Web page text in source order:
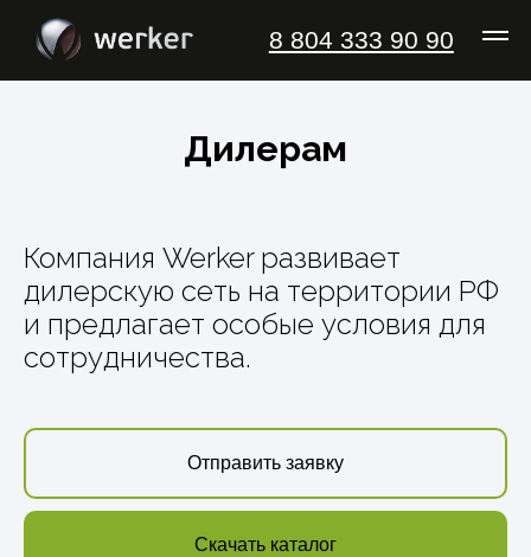
8 804 333 90 90
Дилерам
Компания Werker развивает
дилерскую сеть на территории РФ
и предлагает особые условия для
сотрудничества.
Отправить заявку
Скачать каталог